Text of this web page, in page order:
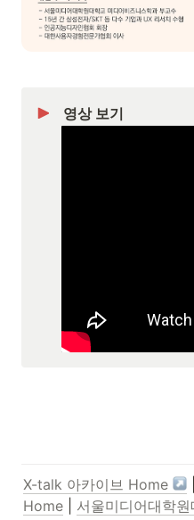
영상 보기
X-talk 아카이브 Home
Home
서울미디어대학원